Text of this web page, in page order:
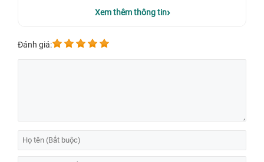
Xem thêm thông tin
Đánh giá: